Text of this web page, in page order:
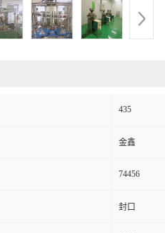
435
金鑫
74456
封口